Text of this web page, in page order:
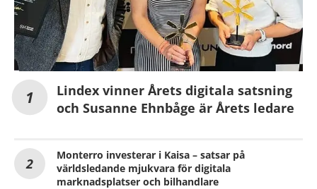
Lindex vinner Årets digitala satsning
och Susanne Ehnbåge är Årets ledare
Monterro investerar i Kaisa – satsar på
världsledande mjukvara för digitala
marknadsplatser och bilhandlare